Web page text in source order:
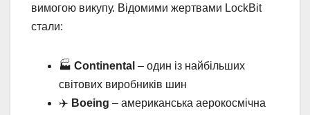
вимогою викупу. Відомими жертвами LockBit
стали:
🏭 Continental – один із найбільших
світових виробників шин
✈️ Boeing – американська аерокосмічна